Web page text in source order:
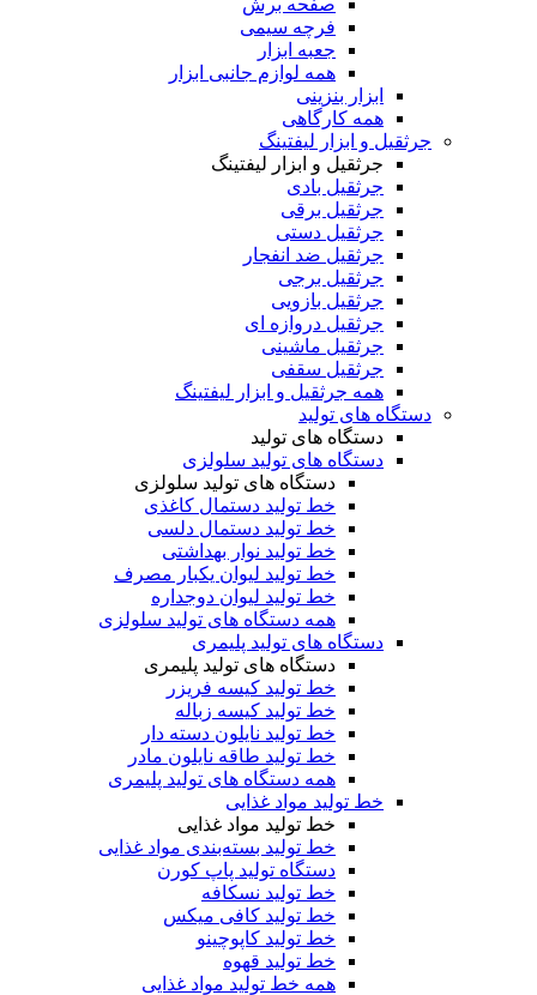
فرچه سیمی
جعبه ابزار
همه لوازم جانبی ابزار
ابزار بنزینی
همه کارگاهی
جرثقیل و ابزار لیفتینگ
جرثقیل و ابزار لیفتینگ
جرثقیل بادی
جرثقیل برقی
جرثقیل دستی
جرثقیل ضد انفجار
جرثقیل برجی
جرثقیل بازویی
جرثقیل دروازه ای
جرثقیل ماشینی
جرثقیل سقفی
همه جرثقیل و ابزار لیفتینگ
دستگاه های تولید
دستگاه های تولید
دستگاه های تولید سلولزی
دستگاه های تولید سلولزی
خط تولید دستمال کاغذی
خط تولید دستمال دلسی
خط تولید نوار بهداشتی
خط تولید لیوان یکبار مصرف
خط تولید لیوان دوجداره
همه دستگاه های تولید سلولزی
دستگاه های تولید پلیمری
دستگاه های تولید پلیمری
خط تولید کیسه فریزر
خط تولید کیسه زباله
خط تولید نایلون دسته دار
خط تولید طاقه نایلون مادر
همه دستگاه های تولید پلیمری
خط تولید مواد غذایی
خط تولید مواد غذایی
خط تولید بسته‌بندی مواد غذایی
دستگاه تولید پاپ کورن
خط تولید نسکافه
خط تولید کافی میکس
خط تولید کاپوچینو
خط تولید قهوه
همه خط تولید مواد غذایی